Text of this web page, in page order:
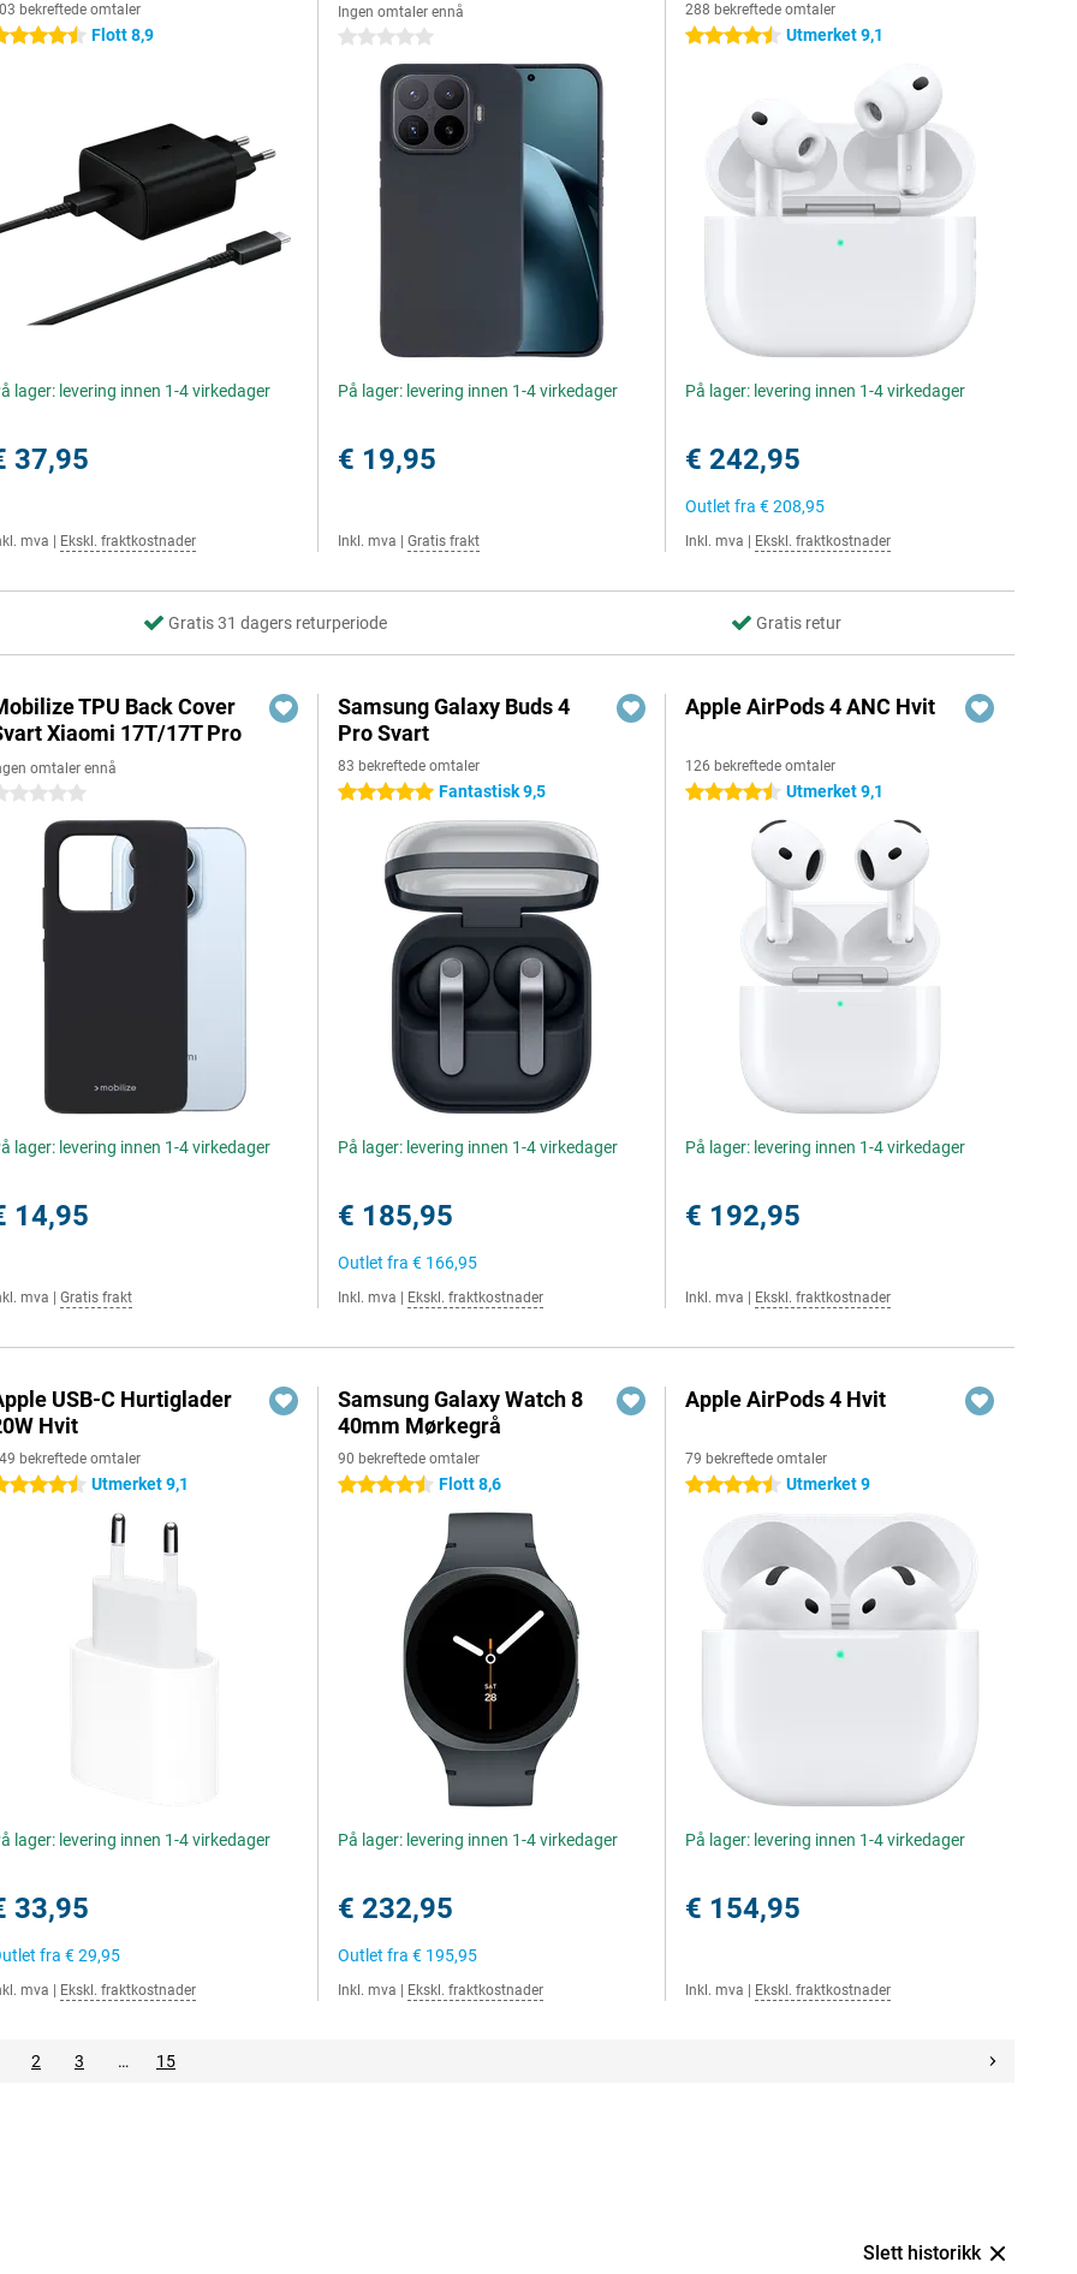
bekreftede omtaler
stjerner Flott 8,9
lager: levering innen 1-4 virkedager
37,95
mva Ekskl. fraktkostnader
Ingen omtaler ennå
0 stjerner
På lager: levering innen 1-4 virkedager
€ 19,95
Inkl. mva Gratis frakt
288 bekreftede omtaler
4.5 stjerner Utmerket 9,1
På lager: levering innen 1-4 virkedager
€ 242,95
Outlet fra€ 208,95
Inkl. mva Ekskl. fraktkostnader
Gratis 31 dagers returperiode Gratis retur
TPU Back Cover
Xiaomi 17T/17T Pro
omtaler ennå
stjerner
lager: levering innen 1-4 virkedager
14,95
mva Gratis frakt
Samsung Galaxy Buds 4
Pro Svart
83 bekreftede omtaler
5 stjerner Fantastisk 9,5
På lager: levering innen 1-4 virkedager
€ 185,95
Outlet fra€ 166,95
Inkl. mva Ekskl. fraktkostnader
Apple AirPods 4 ANC Hvit
126 bekreftede omtaler
4.5 stjerner Utmerket 9,1
På lager: levering innen 1-4 virkedager
€ 192,95
Inkl. mva Ekskl. fraktkostnader
USB-C Hurtiglader
Hvit
bekreftede omtaler
stjerner Utmerket 9,1
lager: levering innen 1-4 virkedager
33,95
fra € 29,95
mva Ekskl. fraktkostnader
Samsung Galaxy Watch 8
40mm Mørkegrå
90 bekreftede omtaler
4.5 stjerner Flott 8,6
På lager: levering innen 1-4 virkedager
€ 232,95
Outlet fra€ 195,95
Inkl. mva Ekskl. fraktkostnader
Apple AirPods 4 Hvit
79 bekreftede omtaler
4.5 stjerner Utmerket 9
På lager: levering innen 1-4 virkedager
€ 154,95
Inkl. mva Ekskl. fraktkostnader
2 3 … 15
Slett historikk